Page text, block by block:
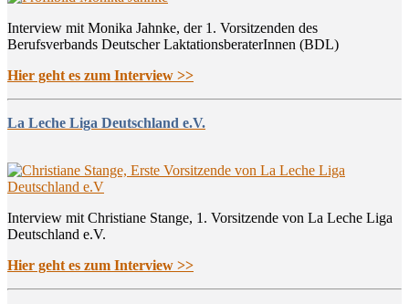
Interview mit Monika Jahnke, der 1. Vorsitzenden des
Berufsverbands Deutscher LaktationsberaterInnen (BDL)
Hier geht es zum Interview >>
La Leche Liga Deutschland e.V.
Interview mit Christiane Stange, 1. Vorsitzende von La Leche Liga
Deutschland e.V.
Hier geht es zum Interview >>